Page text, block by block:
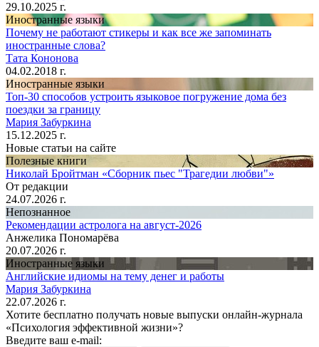
29.10.2025 г.
Иностранные языки
Почему не работают стикеры и как все же запоминать
иностранные слова?
Тата Кононова
04.02.2018 г.
Иностранные языки
Топ-30 способов устроить языковое погружение дома без
поездки за границу
Мария Забуркина
15.12.2025 г.
Новые статьи на сайте
Полезные книги
Николай Бройтман «Сборник пьес "Трагедии любви"»
От редакции
24.07.2026 г.
Непознанное
Рекомендации астролога на август-2026
Анжелика Пономарёва
20.07.2026 г.
Иностранные языки
Английские идиомы на тему денег и работы
Мария Забуркина
22.07.2026 г.
Хотите бесплатно получать новые выпуски онлайн-журнала
«Психология эффективной жизни»?
Введите ваш e-mail: